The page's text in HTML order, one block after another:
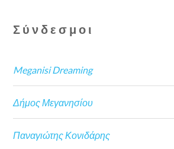
Σύνδεσμοι
Meganisi Dreaming
Δήμος Μεγανησίου
Παναγιώτης Κονιδάρης